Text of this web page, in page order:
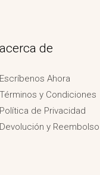
acerca de
Escríbenos Ahora
Términos y Condiciones
Política de Privacidad
Devolución y Reembolso